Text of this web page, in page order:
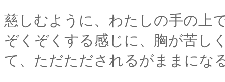
慈しむように、わたしの手の上
ぞくぞくする感じに、胸が苦し
て、ただただされるがままにな